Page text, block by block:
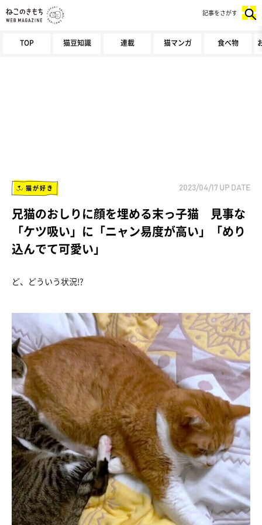
TOP 猫豆知識 連載 猫マンガ 食べ物
記事をさがす
猫が好き 2023/04/17 UP DATE
兄猫のおしりに顔を埋める末っ子猫 見事な
「ケツ吸い」に「ニャン易度が高い」「めり
込んでて可愛い」
ど、どういう状況!?